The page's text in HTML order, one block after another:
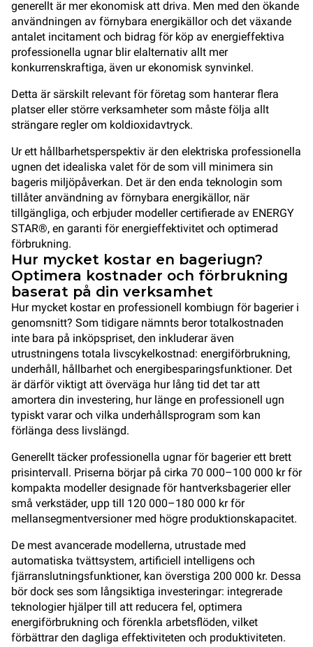
generellt är mer ekonomisk att driva. Men med den ökande
användningen av förnybara energikällor och det växande
antalet incitament och bidrag för köp av energieffektiva
professionella ugnar blir elalternativ allt mer
konkurrenskraftiga, även ur ekonomisk synvinkel.
Detta är särskilt relevant för företag som hanterar flera
platser eller större verksamheter som måste följa allt
strängare regler om koldioxidavtryck.
Ur ett hållbarhetsperspektiv är den elektriska professionella
ugnen det idealiska valet för de som vill minimera sin
bageris miljöpåverkan. Det är den enda teknologin som
tillåter användning av förnybara energikällor, när
tillgängliga, och erbjuder modeller certifierade av ENERGY
STAR®, en garanti för energieffektivitet och optimerad
förbrukning.
Hur mycket kostar en bageriugn?
Optimera kostnader och förbrukning
baserat på din verksamhet
Hur mycket kostar en professionell kombiugn för bagerier i
genomsnitt? Som tidigare nämnts beror totalkostnaden
inte bara på inköpspriset, den inkluderar även
utrustningens totala livscykelkostnad: energiförbrukning,
underhåll, hållbarhet och energibesparingsfunktioner. Det
är därför viktigt att överväga hur lång tid det tar att
amortera din investering, hur länge en professionell ugn
typiskt varar och vilka underhållsprogram som kan
förlänga dess livslängd.
Generellt täcker professionella ugnar för bagerier ett brett
prisintervall. Priserna börjar på cirka 70 000–100 000 kr för
kompakta modeller designade för hantverksbagerier eller
små verkstäder, upp till 120 000–180 000 kr för
mellansegmentversioner med högre produktionskapacitet.
De mest avancerade modellerna, utrustade med
automatiska tvättsystem, artificiell intelligens och
fjärranslutningsfunktioner, kan överstiga 200 000 kr. Dessa
bör dock ses som långsiktiga investeringar: integrerade
teknologier hjälper till att reducera fel, optimera
energiförbrukning och förenkla arbetsflöden, vilket
förbättrar den dagliga effektiviteten och produktiviteten.